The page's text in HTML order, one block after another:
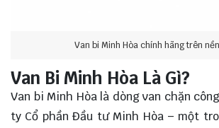
Van bi Minh Hòa chính hãng trên
Van Bi Minh Hòa Là Gì?
Van bi Minh Hòa là dòng van chặn
ty Cổ phần Đầu tư Minh Hòa – một